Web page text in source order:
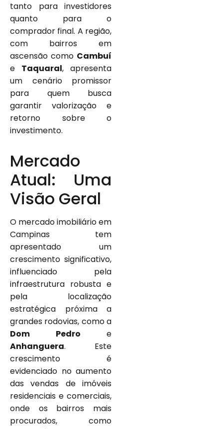
tanto para investidores
quanto para o
comprador final. A região,
com bairros em
ascensão como Cambuí
e Taquaral, apresenta
um cenário promissor
para quem busca
garantir valorização e
retorno sobre o
investimento.
Mercado
Atual: Uma
Visão Geral
O mercado imobiliário em
Campinas tem
apresentado um
crescimento significativo,
influenciado pela
infraestrutura robusta e
pela localização
estratégica próxima a
grandes rodovias, como a
Dom Pedro e
Anhanguera. Este
crescimento é
evidenciado no aumento
das vendas de imóveis
residenciais e comerciais,
onde os bairros mais
procurados, como